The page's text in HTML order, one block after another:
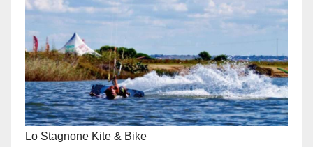
Lo Stagnone Kite & Bike